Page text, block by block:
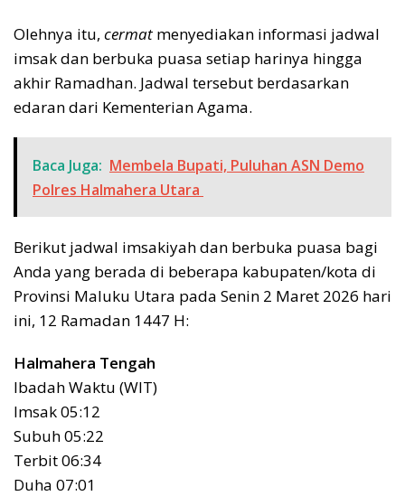
Olehnya itu, cermat menyediakan informasi jadwal
imsak dan berbuka puasa setiap harinya hingga
akhir Ramadhan. Jadwal tersebut berdasarkan
edaran dari Kementerian Agama.
Baca Juga: Membela Bupati, Puluhan ASN Demo
Polres Halmahera Utara
Berikut jadwal imsakiyah dan berbuka puasa bagi
Anda yang berada di beberapa kabupaten/kota di
Provinsi Maluku Utara pada Senin 2 Maret 2026 hari
ini, 12 Ramadan 1447 H:
Halmahera Tengah
Ibadah Waktu (WIT)
Imsak 05:12
Subuh 05:22
Terbit 06:34
Duha 07:01